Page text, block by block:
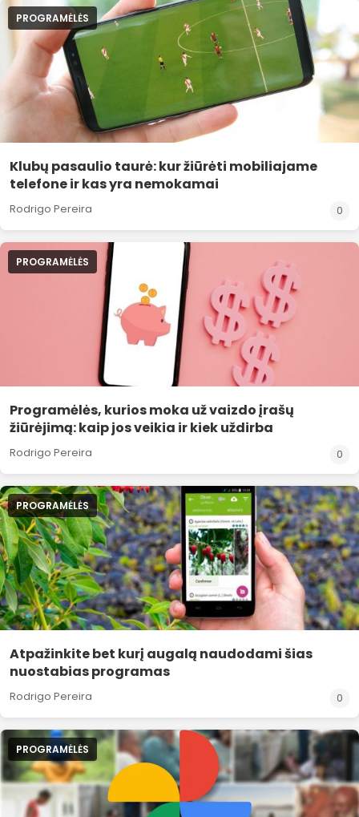
PROGRAMĖLĖS
Klubų pasaulio taurė: kur žiūrėti mobiliajame
telefone ir kas yra nemokamai
Rodrigo Pereira 0
PROGRAMĖLĖS
Programėlės, kurios moka už vaizdo įrašų
žiūrėjimą: kaip jos veikia ir kiek uždirba
Rodrigo Pereira 0
PROGRAMĖLĖS
Atpažinkite bet kurį augalą naudodami šias
nuostabias programas
Rodrigo Pereira 0
PROGRAMĖLĖS